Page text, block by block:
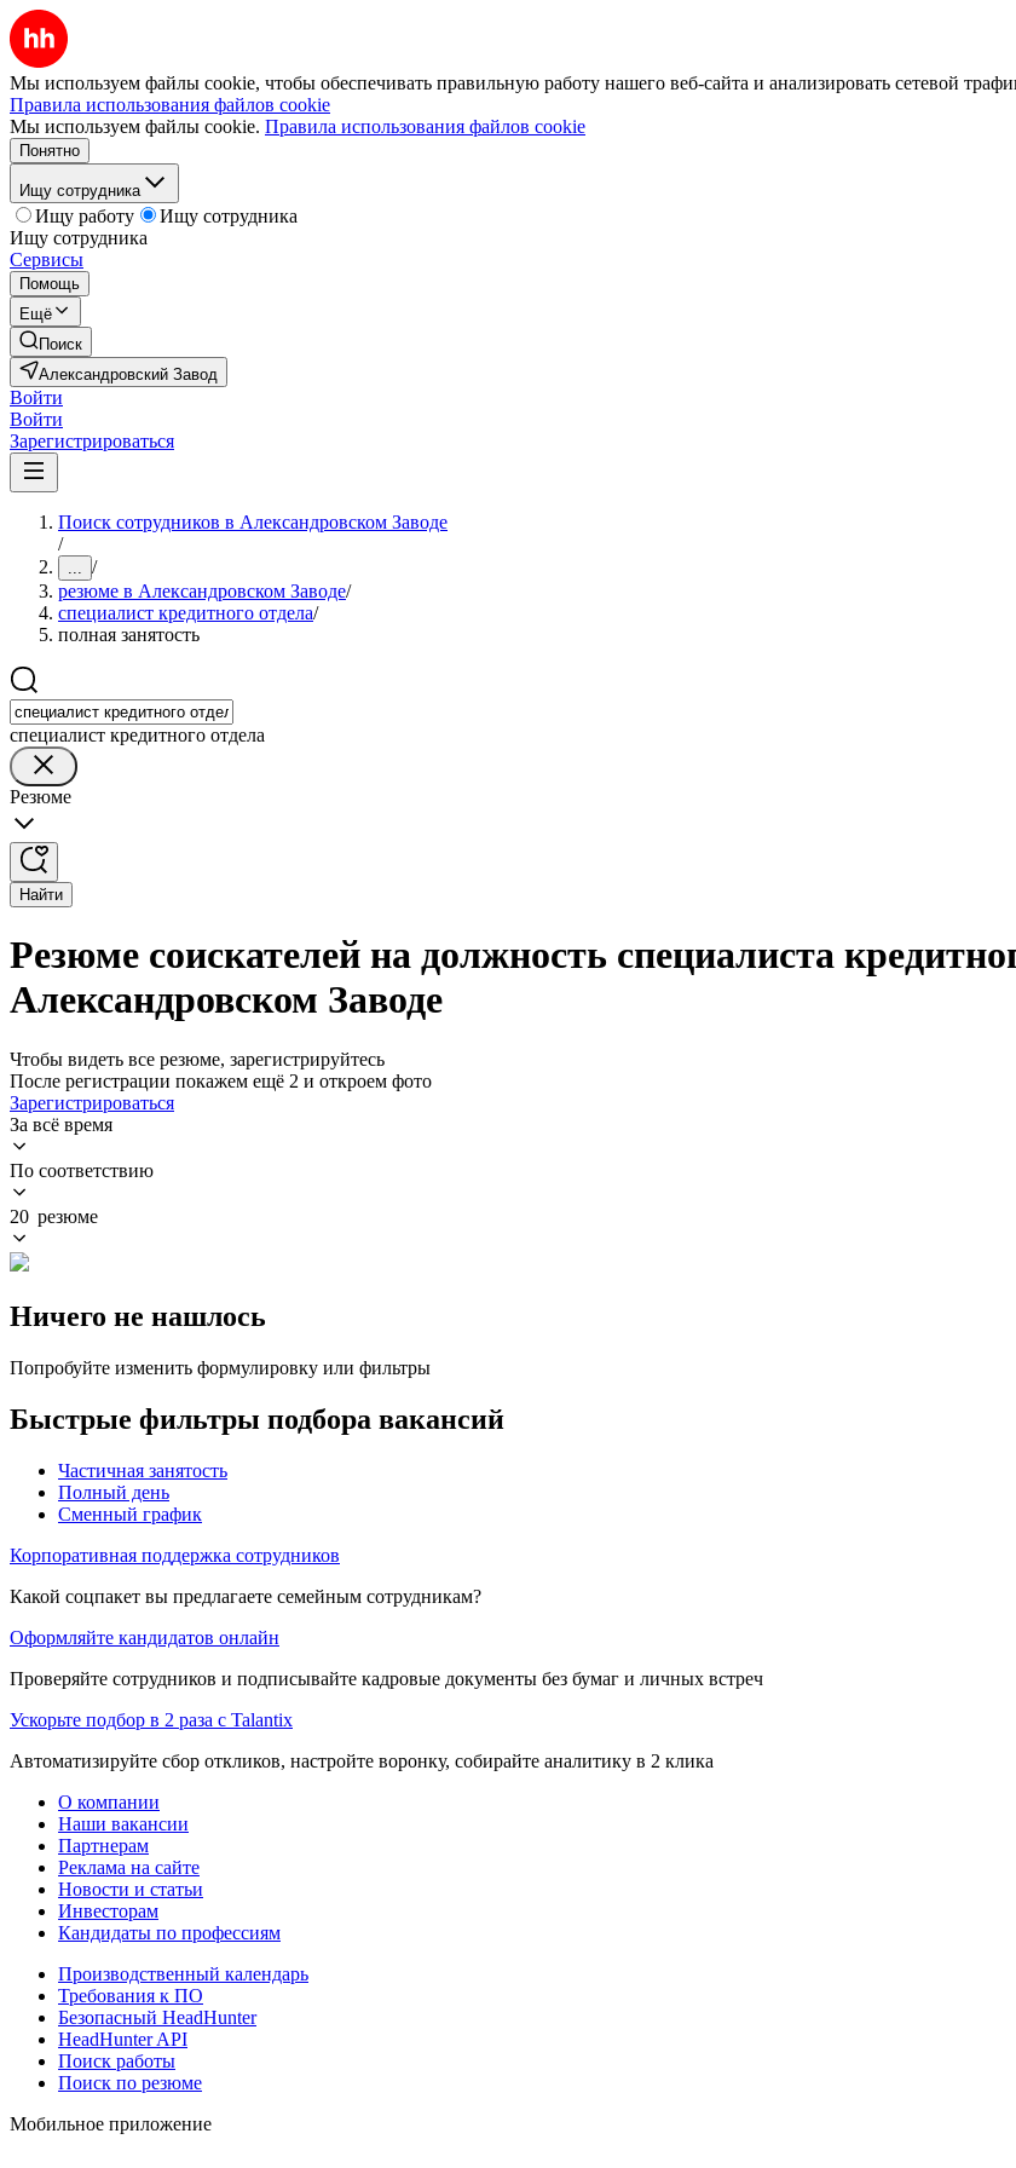
Мы используем файлы cookie, чтобы обеспечивать правильную работу нашего веб-сайта и анализировать сетевой
Правила использования файлов cookie
Мы используем файлы cookie. Правила использования файлов cookie
Понятно
Ищу сотрудника
Ищу работу
Ищу сотрудника
Ищу сотрудника
Сервисы
Помощь
Ещё
Поиск
Александровский Завод
Войти
Войти
Зарегистрироваться
Поиск сотрудников в Александровском Заводе
/
... /
резюме в Александровском Заводе/
специалист кредитного отдела/
полная занятость
специалист кредитного отдела
Резюме
Найти
Резюме соискателей на должность специалиста
Александровском Заводе
Чтобы видеть все резюме, зарегистрируйтесь
После регистрации покажем ещё 2 и откроем фото
Зарегистрироваться
За всё время
По соответствию
20 резюме
Ничего не нашлось
Попробуйте изменить формулировку или фильтры
Быстрые фильтры подбора вакансий
Частичная занятость
Полный день
Сменный график
Корпоративная поддержка сотрудников
Какой соцпакет вы предлагаете семейным сотрудникам?
Оформляйте кандидатов онлайн
Проверяйте сотрудников и подписывайте кадровые документы без бумаг и личных встреч
Ускорьте подбор в 2 раза с Talantix
Автоматизируйте сбор откликов, настройте воронку, собирайте аналитику в 2 клика
О компании
Наши вакансии
Партнерам
Реклама на сайте
Новости и статьи
Инвесторам
Кандидаты по профессиям
Производственный календарь
Требования к ПО
Безопасный HeadHunter
HeadHunter API
Поиск работы
Поиск по резюме
Мобильное приложение